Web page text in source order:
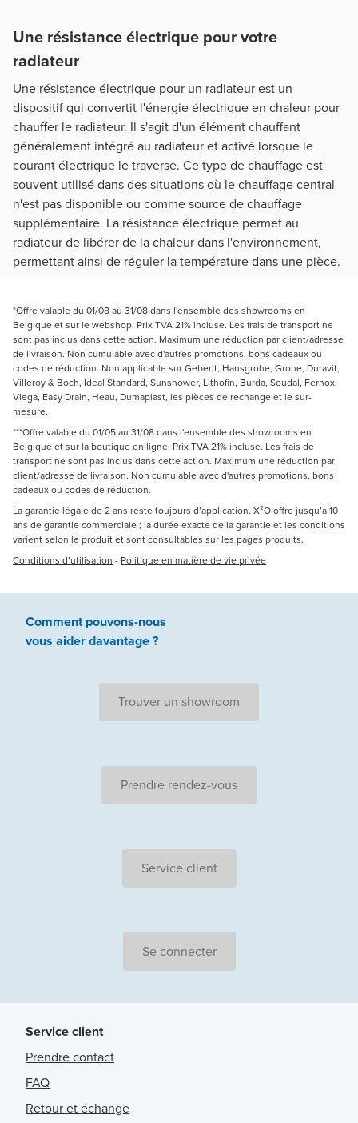
Une résistance électrique pour votre
radiateur
Une résistance électrique pour un radiateur est un
dispositif qui convertit l'énergie électrique en chaleur pour
chauffer le radiateur. Il s'agit d'un élément chauffant
généralement intégré au radiateur et activé lorsque le
courant électrique le traverse. Ce type de chauffage est
souvent utilisé dans des situations où le chauffage central
n'est pas disponible ou comme source de chauffage
supplémentaire. La résistance électrique permet au
radiateur de libérer de la chaleur dans l'environnement,
permettant ainsi de réguler la température dans une pièce.
*Offre valable du 01/08 au 31/08 dans l'ensemble des showrooms en
Belgique et sur le webshop. Prix TVA 21% incluse. Les frais de transport ne
sont pas inclus dans cette action. Maximum une réduction par client/adresse
de livraison. Non cumulable avec d'autres promotions, bons cadeaux ou
codes de réduction. Non applicable sur Geberit, Hansgrohe, Grohe, Duravit,
Villeroy & Boch, Ideal Standard, Sunshower, Lithofin, Burda, Soudal, Fernox,
Viega, Easy Drain, Heau, Dumaplast, les pièces de rechange et le sur-
mesure.
***Offre valable du 01/05 au 31/08 dans l'ensemble des showrooms en
Belgique et sur la boutique en ligne. Prix TVA 21% incluse. Les frais de
transport ne sont pas inclus dans cette action. Maximum une réduction par
client/adresse de livraison. Non cumulable avec d'autres promotions, bons
cadeaux ou codes de réduction.
La garantie légale de 2 ans reste toujours d’application. X²O offre jusqu’à 10
ans de garantie commerciale ; la durée exacte de la garantie et les conditions
varient selon le produit et sont consultables sur les pages produits.
Conditions d’utilisation - Politique en matière de vie privée
Comment pouvons-nous
vous aiderdavantage ?
Trouver un showroom
Prendre rendez-vous
Service client
Se connecter
Service client
Prendre contact
FAQ
Retour et échange